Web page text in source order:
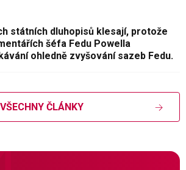
státních dluhopisů klesají, protože
šéfa Fedu Powella
ohledně zvyšování sazeb Fedu.
VŠECHNY ČLÁNKY